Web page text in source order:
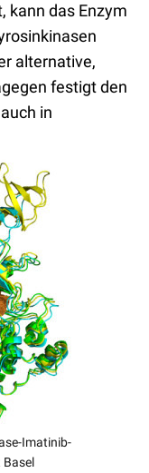
kann das Enzym
alternative,
festigt den
in
Imatinib-